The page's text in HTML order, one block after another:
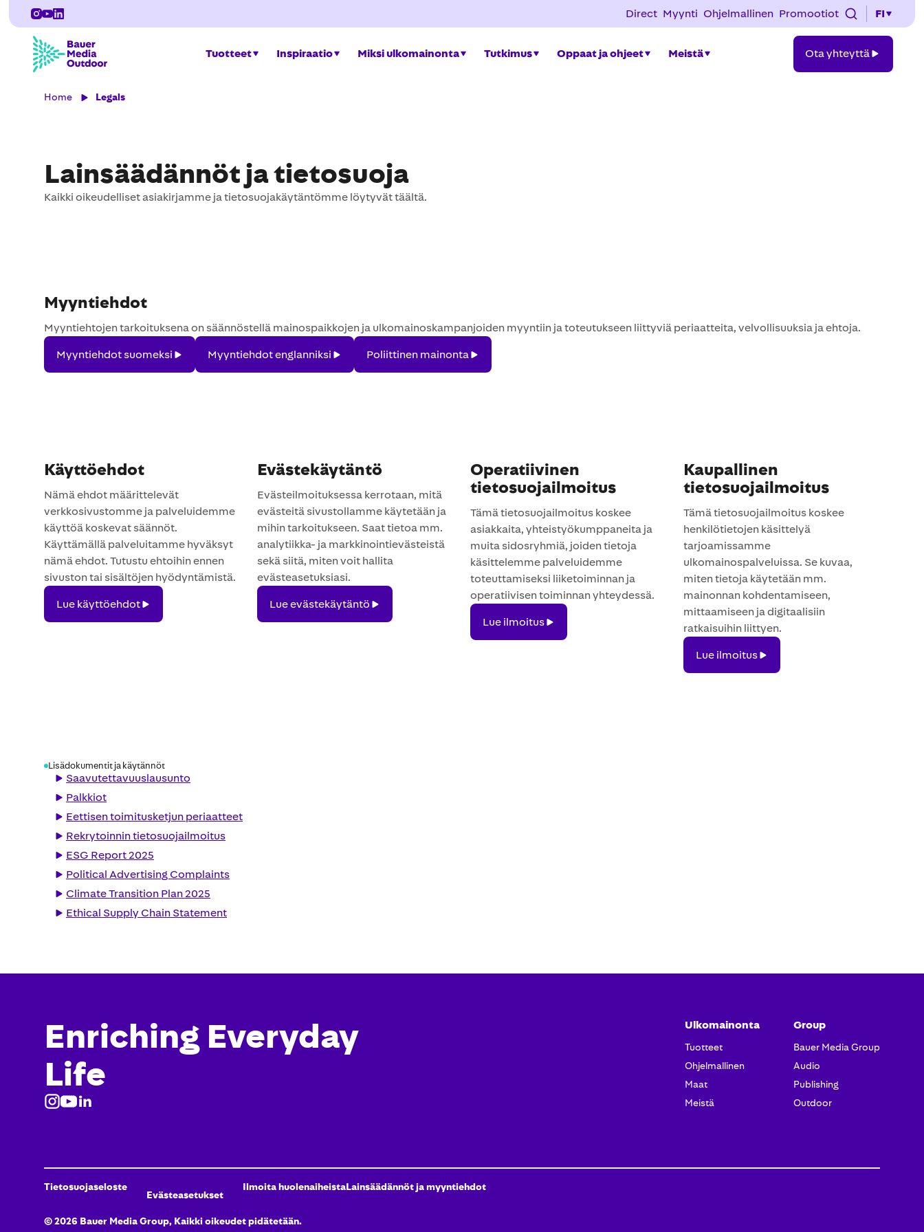
Direct Myynti Ohjelmallinen Promootiot FI
Tuotteet Inspiraatio Miksi ulkomainonta Tutkimus Oppaat ja ohjeet Meistä
yhteyttä
Ota yhteyttä
Home Legals
Lainsäädännöt ja tietosuoja
Kaikki oikeudelliset asiakirjamme ja tietosuojakäytäntömme löytyvät täältä.
Myyntiehdot
Myyntiehtojen tarkoituksena on säännöstellä mainospaikkojen ja ulkomainoskampanjoiden myyntiin ja toteutukseen liittyviä periaatteita, velvollisuuksia ja ehtoja.
suomeksi
Myyntiehdot suomeksi
englanniksi
Myyntiehdot englanniksi
mainonta
Poliittinen mainonta
Käyttöehdot
Nämä ehdot määrittelevät
verkkosivustomme ja palveluidemme
käyttöä koskevat säännöt.
Käyttämällä palveluitamme hyväksyt
nämä ehdot. Tutustu ehtoihin ennen
sivuston tai sisältöjen hyödyntämistä.
käyttöehdot
Lue käyttöehdot
Evästekäytäntö
Evästeilmoituksessa kerrotaan, mitä
evästeitä sivustollamme käytetään ja
mihin tarkoitukseen. Saat tietoa mm.
analytiikka- ja markkinointievästeistä
sekä siitä, miten voit hallita
evästeasetuksiasi.
evästekäytäntö
Lue evästekäytäntö
Operatiivinen
tietosuojailmoitus
Tämä tietosuojailmoitus koskee
asiakkaita, yhteistyökumppaneita ja
muita sidosryhmiä, joiden tietoja
käsittelemme palveluidemme
toteuttamiseksi liiketoiminnan ja
operatiivisen toiminnan yhteydessä.
ilmoitus
Lue ilmoitus
Kaupallinen
tietosuojailmoitus
Tämä tietosuojailmoitus koskee
henkilötietojen käsittelyä
tarjoamissamme
ulkomainospalveluissa. Se kuvaa,
miten tietoja käytetään mm.
mainonnan kohdentamiseen,
mittaamiseen ja digitaalisiin
ratkaisuihin liittyen.
ilmoitus
Lue ilmoitus
Lisädokumentit ja käytännöt
Saavutettavuuslausunto
Palkkiot
Eettisen toimitusketjun periaatteet
Rekrytoinnin tietosuojailmoitus
ESG Report 2025
Political Advertising Complaints
Climate Transition Plan 2025
Ethical Supply Chain Statement
Enriching Everyday
Life
Ulkomainonta
Tuotteet​
Ohjelmallinen
Maat
Meistä
Group
Bauer Media Group
Audio
Publishing
Outdoor
Tietosuojaseloste
Evästeasetukset
Ilmoita huolenaiheistaLainsäädännöt ja myyntiehdot
©2026 Bauer Media Group, Kaikki oikeudet pidätetään.